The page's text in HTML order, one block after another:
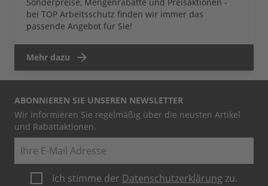
bei TOP Arbeitsschutz finden wir immer das
passende Angebot für Sie!
Mehr dazu
ABONNIEREN SIE UNSEREN NEWSLETTER
Wir informieren Sie regelmäßig über die neusten Artikel
und Rabattaktionen.
Ich stimme der Datenschutzerklärung zu.